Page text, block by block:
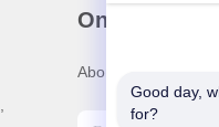
Onze
Abonneer u op
Good day,
for?